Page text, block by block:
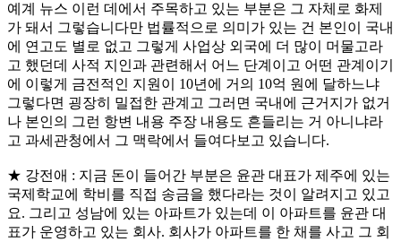
예계 뉴스 이런 데에서 주목하고 있는 부분은 그 자체로 화제
가 돼서 그렇습니다만 법률적으로 의미가 있는 건 본인이 국내
에 연고도 별로 없고 그렇게 사업상 외국에 더 많이 머물고라
고 했던데 사적 지인과 관련해서 어느 단계이고 어떤 관계이기
에 이렇게 금전적인 지원이 10년에 거의 10억 원에 달하느냐
그렇다면 굉장히 밀접한 관계고 그러면 국내에 근거지가 없거
나 본인의 그런 항변 내용 주장 내용도 흔들리는 거 아니냐라
고 과세관청에서 그 맥락에서 들여다보고 있습니다.
★ 강전애 : 지금 돈이 들어간 부분은 윤관 대표가 제주에 있는
국제학교에 학비를 직접 송금을 했다라는 것이 알려지고 있고
요. 그리고 성남에 있는 아파트가 있는데 이 아파트를 윤관 대
표가 운영하고 있는 회사. 회사가 아파트를 한 채를 사고 그 회